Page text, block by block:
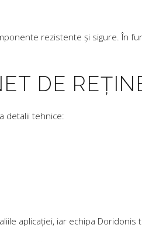
rezistente și sigure. În
DE
detalii tehnice:
aplicației, iar echipa Doridonis